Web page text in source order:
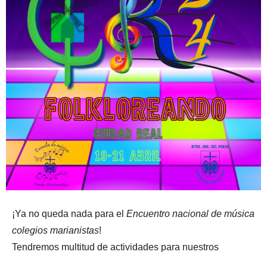
¡Ya no queda nada para el Encuentro nacional de música
colegios marianistas!
Tendremos multitud de actividades para nuestros